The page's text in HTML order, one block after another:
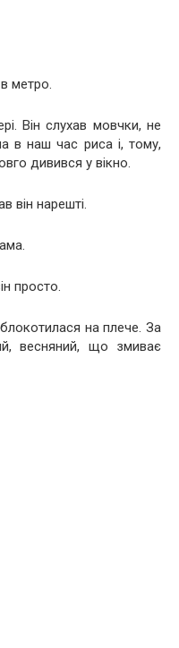
метро.
Він слухав мовчки, не
в наш час риса і, тому,
дивився у вікно.
він нарешті.
просто.
на плече. За
весняний, що змиває